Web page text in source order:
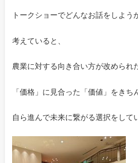
トークショーでどんなお話をしよう
考えていると、
農業に対する向き合い方が改められ
「価格」に見合った「価値」をきち
自ら進んで未来に繋がる選択をして